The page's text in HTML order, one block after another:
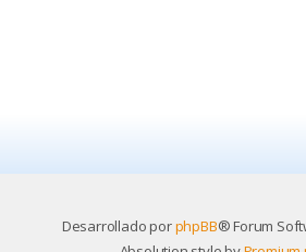
Desarrollado porphpBB® Forum